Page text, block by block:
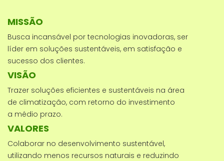
MISSÃO
Busca incansável por tecnologias inovadoras, ser
líder em soluções sustentáveis, em satisfação e
sucesso dos clientes.
VISÃO
Trazer soluções eficientes e sustentáveis na área
de climatização, com retorno do investimento
a médio prazo.
VALORES
Colaborar no desenvolvimento sustentável,
utilizando menos recursos naturais e reduzindo